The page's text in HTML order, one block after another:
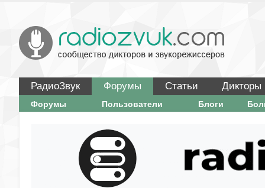
РадиоЗвук Форумы Статьи Дикторы
Форумы Пользователи Блоги